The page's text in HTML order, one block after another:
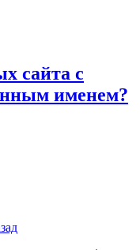
сайта с
именем?